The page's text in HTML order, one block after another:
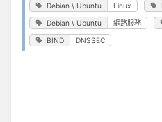
Debian \ Ubuntu Linux
Debian \ Ubuntu 網路服務
BIND DNSSEC